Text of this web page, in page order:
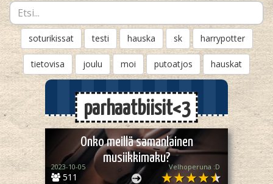
soturikissat testi hauska sk harrypotter
tietovisa joulu moi putoatjos hauskat
parhaatbiisit<3
Onko meillä samanlainen
musiikkimaku?
511
2023-10-05 Velhoperuna :D